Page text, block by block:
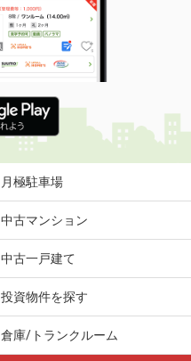
月極駐車場
中古マンション
中古一戸建て
投資物件を探す
倉庫/トランクルーム